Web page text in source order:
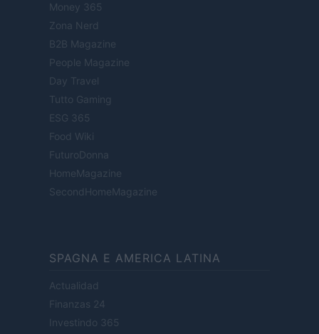
Money 365
Zona Nerd
B2B Magazine
People Magazine
Day Travel
Tutto Gaming
ESG 365
Food Wiki
FuturoDonna
HomeMagazine
SecondHomeMagazine
SPAGNA E AMERICA LATINA
Actualidad
Finanzas 24
Investindo 365